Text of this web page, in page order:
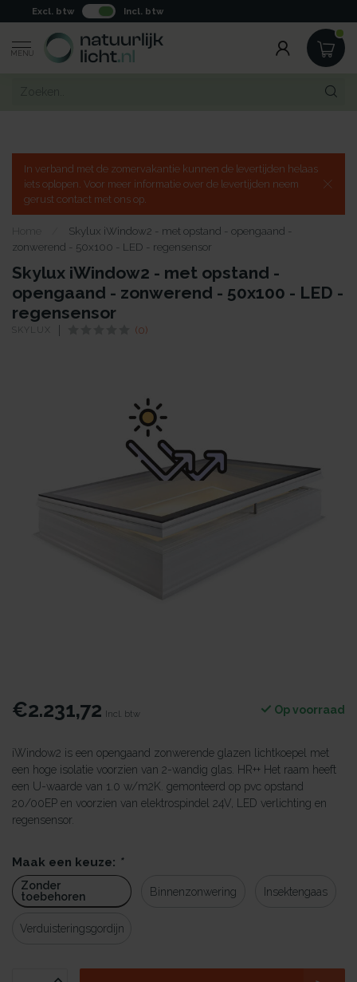
Excl. btw Incl. btw
MENU
In verband met de zomervakantie kunnen de levertijden helaas
iets oplopen. Voor meer informatie over de levertijden neem
gerust contact met ons op.
Home
Skylux iWindow2 - met opstand - opengaand -
zonwerend - 50x100 - LED - regensensor
Skylux iWindow2 - met opstand -
opengaand - zonwerend - 50x100 - LED -
regensensor
SKYLUX (0)
€2.231,72 Incl. btw Op voorraad
iWindow2 is een opengaand zonwerende glazen lichtkoepel met
een hoge isolatie voorzien van 2-wandig glas. HR++ Het raam heeft
een U-waarde van 1.0 w/m2K. gemonteerd op pvc opstand
20/00EP en voorzien van elektrospindel 24V, LED verlichting en
regensensor.
Maak een keuze: *
Zonder
toebehoren
Binnenzonwering Insektengaas
Verduisteringsgordijn